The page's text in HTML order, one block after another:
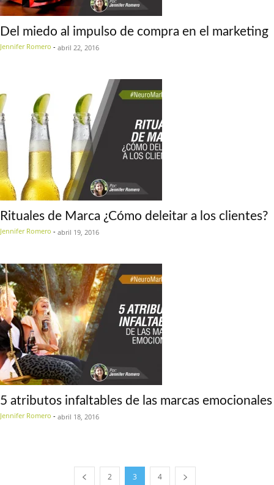
Del miedo al impulso de compra en el marketing
Jennifer Romero - abril 22, 2016
Rituales de Marca ¿Cómo deleitar a los clientes?
Jennifer Romero - abril 19, 2016
5 atributos infaltables de las marcas emocionales
Jennifer Romero - abril 18, 2016
2 3 4